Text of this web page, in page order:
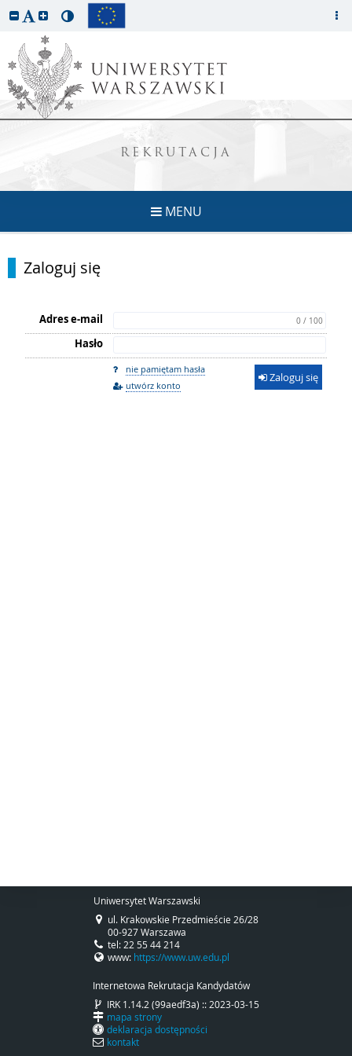
REKRUTACJA
MENU
Zaloguj się
Adres e-mail 0 / 100
Hasło
nie pamiętam hasła
utwórz konto
Zaloguj się
Uniwersytet Warszawski
ul. Krakowskie Przedmieście 26/28
00-927 Warszawa
tel: 22 55 44 214
www: https://www.uw.edu.pl
Internetowa Rekrutacja Kandydatów
IRK 1.14.2 (99aedf3a) :: 2023-03-15
mapa strony
deklaracja dostępności
kontakt